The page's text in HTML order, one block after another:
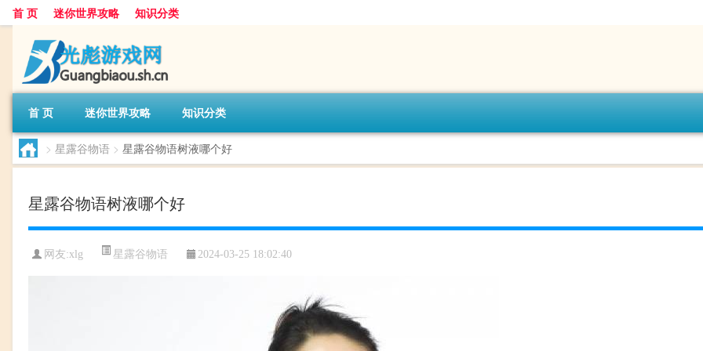
首 页 迷你世界攻略 知识分类
首 页 迷你世界攻略 知识分类
> 星露谷物语 > 星露谷物语树液哪个好
星露谷物语树液哪个好
网友:xlg 星露谷物语 2024-03-25 18:02:40